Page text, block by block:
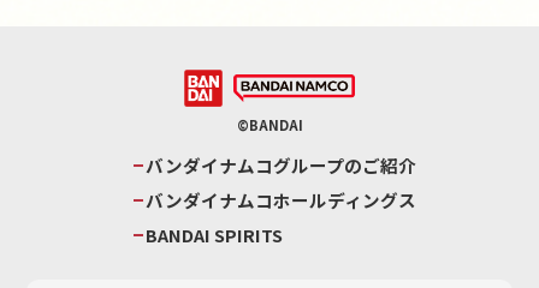
©BANDAI
バンダイナムコグループのご紹介
バンダイナムコホールディングス
BANDAI SPIRITS